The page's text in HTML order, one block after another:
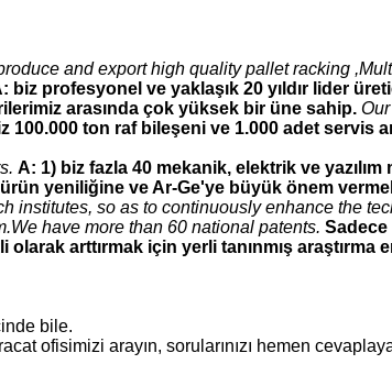
and export high quality pallet racking
biz profesyonel ve yaklaşık 20 yıldır lider
arasında çok yüksek bir üne sahip.
100.000 ton raf bileşeni ve 1.000 adet servis
A: 1) biz fazla 40 mekanik, elektrik ve
yeniliğine ve Ar-Ge'ye büyük önem
so as to continuously enhance the
have more than 60 national patents. Sadece
arttırmak için yerli tanınmış araştırma
bile.
ofisimizi arayın, sorularınızı hemen